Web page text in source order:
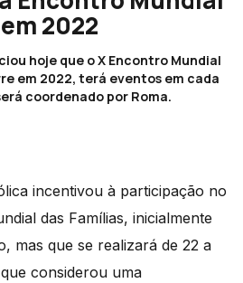
2022
hoje que o X Encontro Mundial
em 2022, terá eventos em cada
coordenado por Roma.
incentivou à participação no
das Famílias, inicialmente
mas que se realizará de 22 a
considerou uma